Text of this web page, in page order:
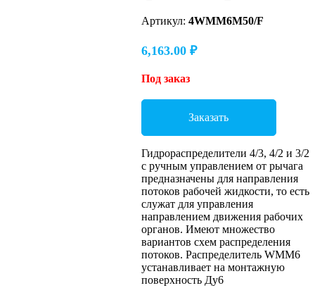
Артикул: 4WMM6M50/F
6,163.00 ₽
Под заказ
Заказать
Гидрораспределители 4/3, 4/2 и 3/2
с ручным управлением от рычага
предназначены для направления
потоков рабочей жидкости, то есть
служат для управления
направлением движения рабочих
органов. Имеют множество
вариантов схем распределения
потоков. Распределитель WMM6
устанавливает на монтажную
поверхность Ду6